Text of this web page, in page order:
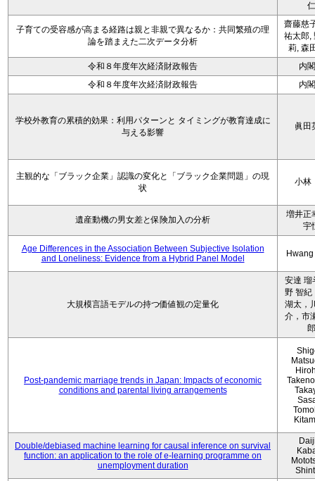
仁
子育ての受容感が高まる経路は親と非親で異なるか：共同繁殖の理
論を踏まえた二次データ分析
齋藤慈
祐太郎,
莉, 森
令和８年度年次経済財政報告
内
令和８年度年次経済財政報告
内
学校外教育の累積的効果：利用パターンと タイミングが教育達成に
与える影響
眞田
主観的な「ブラック企業」認識の変化と「ブラック企業問題」の現
状
小
遺産動機の男女差と保険加入の分析
増井正
宇
Age Differences in the Association Between Subjective Isolation
and Loneliness: Evidence from a Hybrid Panel Model
大規模言語モデルの持つ価値観の定量化
安達 瑠
野 智紀
湖太，
介，市
郎
Post-pandemic marriage trends in Japan: Impacts of economic
conditions and parental living arrangements
Double/debiased machine learning for causal inference on survival
function: an application to the role of e-learning programme on
unemployment duration